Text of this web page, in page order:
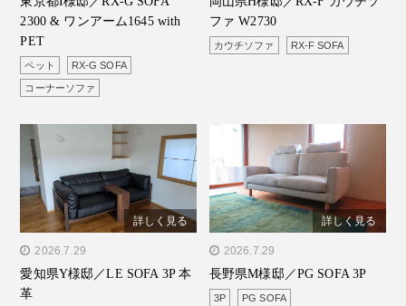
SOFA 2300 & ワンアーム
1645 with PET"/>
2300 & ワンアーム1645 with
PET
ペット RX-G SOFA
コーナーソファ
カウチソファ W2730"/>
ファ W2730
カウチソファ RX-F SOFA
" alt="愛知県Y様邸／LE
SOFA 3P 本革"/>
詳しく見る
2026.7.29
愛知県Y様邸／LE SOFA 3P 本
革
" alt="長野県M様邸／PG
SOFA 3P"/>
詳しく見る
2026.7.29
長野県M様邸／PG SOFA 3P
3P PG SOFA